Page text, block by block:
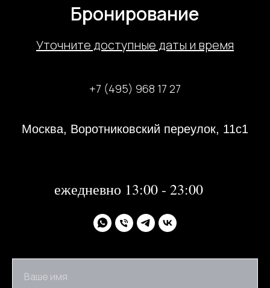
Бронирование
Уточните доступные даты и время
+7 (495) 968 17 27
Москва, Воротниковский переулок, 11с1
ежедневно 13:00 - 23:00
Ваше имя